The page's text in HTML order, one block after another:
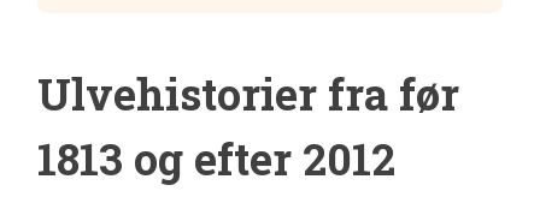
Ulvehistorier fra før
1813 og efter 2012